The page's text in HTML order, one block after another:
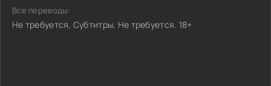
Все переводы:
Не требуется, Субтитры, Не требуется. 18+